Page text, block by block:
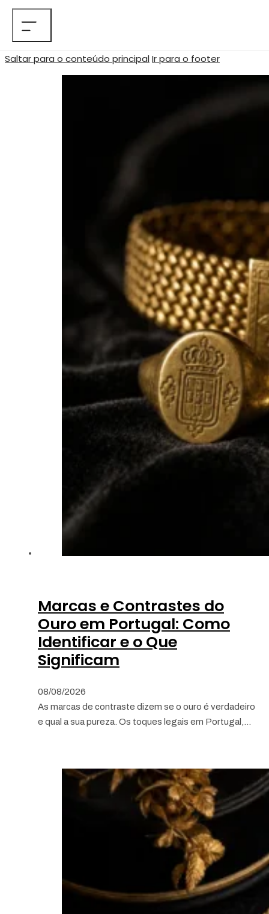
Saltar para o conteúdo principalIr para o footer
Marcas e Contrastes do
Ouro em Portugal: Como
Identificar e o Que
Significam
08/08/2026
As marcas de contraste dizem se o ouro é verdadeiro
e qual a sua pureza. Os toques legais em Portugal,…